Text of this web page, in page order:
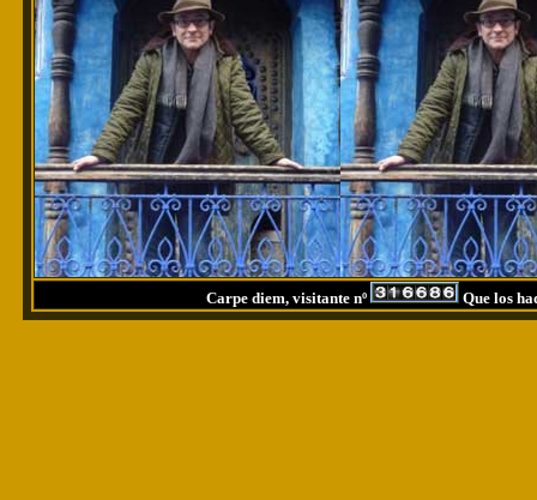
Carpe diem, visitante nº Que los